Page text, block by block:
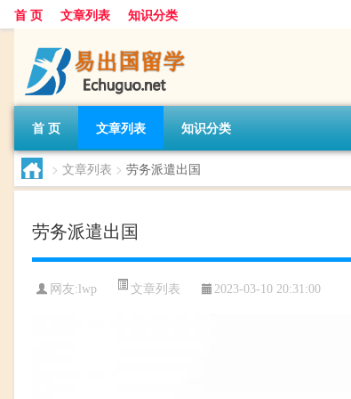
首 页 文章列表 知识分类
首 页 文章列表 知识分类
> 文章列表 > 劳务派遣出国
劳务派遣出国
网友: lwp 文章列表 2023-03-10 20:31:00